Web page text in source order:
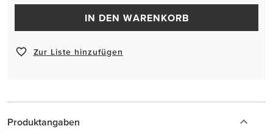
IN DEN WARENKORB
Zur Liste hinzufügen
Produktangaben